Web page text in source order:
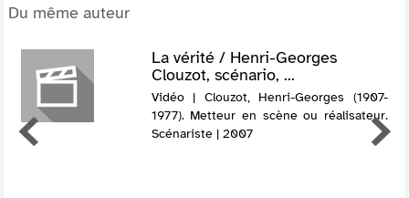
Du même auteur
La vérité / Henri-Georges
Clouzot, scénario, ...
Vidéo | Clouzot, Henri-Georges (1907-
1977). Metteur en scène ou réalisateur.
Scénariste | 2007